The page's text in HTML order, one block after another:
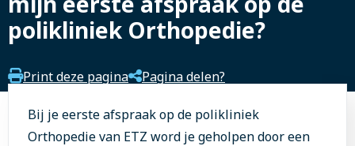
polikliniek Orthopedie?
Print deze pagina Pagina delen?
Bij je eerste afspraak op de polikliniek
Orthopedie van ETZ word je geholpen door een